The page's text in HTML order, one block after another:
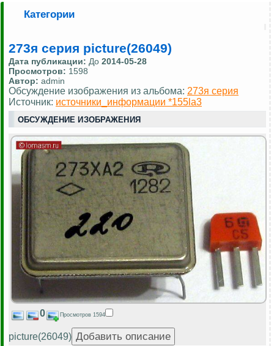
Категории
273я серия picture(26049)
Дата публикации: До 2014-05-28
Просмотров: 1598
Автор: admin
Обсуждение изображения из альбома: 273я серия
Источник: источники_информации *155la3
ОБСУЖДЕНИЕ ИЗОБРАЖЕНИЯ
0 Просмотров 1594
picture(26049)